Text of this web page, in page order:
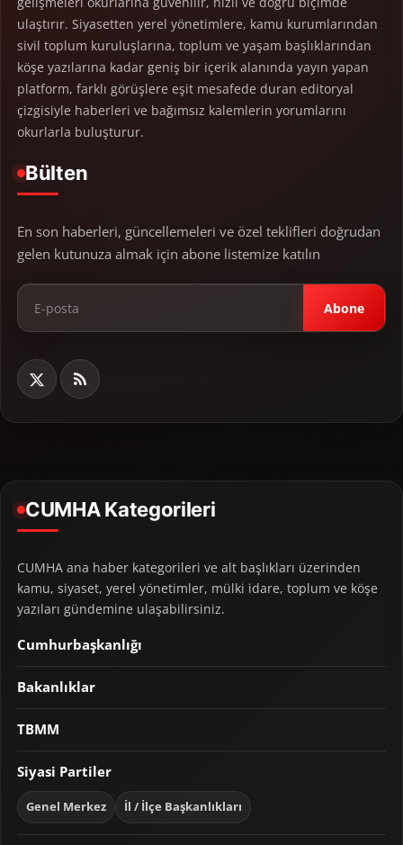
ulaştırır. Siyasetten yerel yönetimlere, kamu kurumlarından
sivil toplum kuruluşlarına, toplum ve yaşam başlıklarından
köşe yazılarına kadar geniş bir içerik alanında yayın yapan
platform, farklı görüşlere eşit mesafede duran editoryal
çizgisiyle haberleri ve bağımsız kalemlerin yorumlarını
okurlarla buluşturur.
Bülten
En son haberleri, güncellemeleri ve özel teklifleri doğrudan
gelen kutunuza almak için abone listemize katılın
Abone
CUMHA Kategorileri
CUMHA ana haber kategorileri ve alt başlıkları üzerinden
kamu, siyaset, yerel yönetimler, mülki idare, toplum ve köşe
yazıları gündemine ulaşabilirsiniz.
Cumhurbaşkanlığı
Bakanlıklar
TBMM
Siyasi Partiler
Genel Merkez İl / İlçe Başkanlıkları